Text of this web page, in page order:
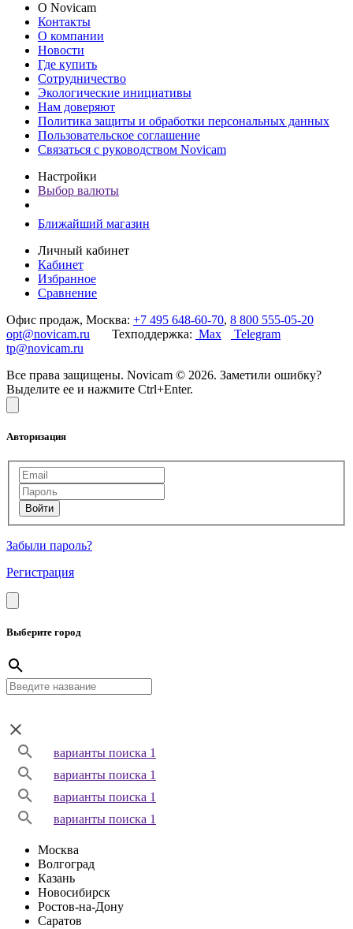
О Novicam
Контакты
О компании
Новости
Где купить
Сотрудничество
Экологические инициативы
Нам доверяют
Политика защиты и обработки персональных данных
Пользовательское соглашение
Связаться с руководством Novicam
Настройки
Выбор валюты
Ближайший магазин
Личный кабинет
Кабинет
Избранное
Сравнение
Офис продаж, Москва: +7 495 648-60-70, 8 800 555-05-20
opt@novicam.ru Техподдержка: Max
Telegram
tp@novicam.ru
Все права защищены. Novicam © 2026. Заметили ошибку?
Выделите ее и нажмите Ctrl+Enter.
Авторизация
Забыли пароль?
Регистрация
Выберите город
варианты поиска 1
варианты поиска 1
варианты поиска 1
варианты поиска 1
Москва
Волгоград
Казань
Новосибирск
Ростов-на-Дону
Саратов